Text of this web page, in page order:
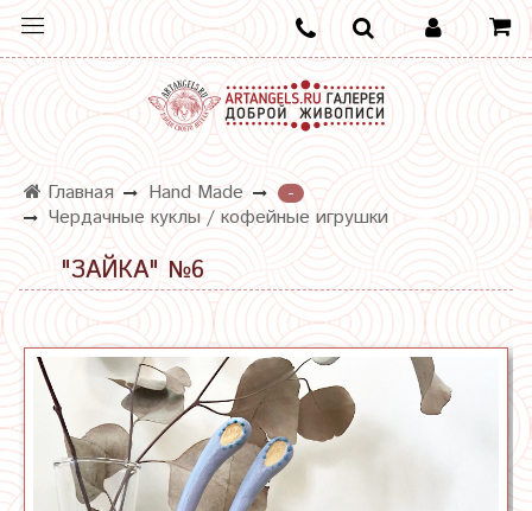
Главная Hand Made
-
Чердачные куклы / кофейные игрушки
"ЗАЙКА" №6